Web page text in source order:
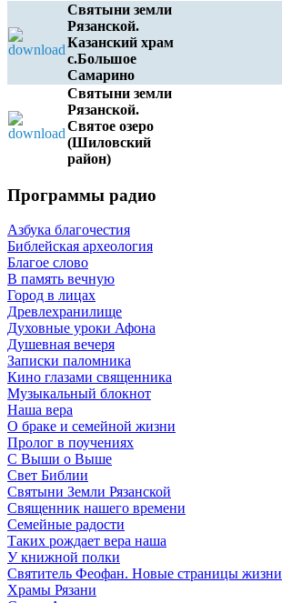
Святыни земли
Рязанской.
Казанский храм
с.Большое
Самарино
Святыни земли
Рязанской.
Святое озеро
(Шиловский
район)
Программы радио
Азбука благочестия
Библейская археология
Благое слово
В память вечную
Город в лицах
Древлехранилище
Духовные уроки Афона
Душевная вечеря
Записки паломника
Кино глазами священника
Музыкальный блокнот
Наша вера
О браке и семейной жизни
Пролог в поучениях
С Выши о Выше
Свет Библии
Святыни Земли Рязанской
Священник нашего времени
Семейные радости
Таких рождает вера наша
У книжной полки
Святитель Феофан. Новые страницы жизни
Храмы Рязани